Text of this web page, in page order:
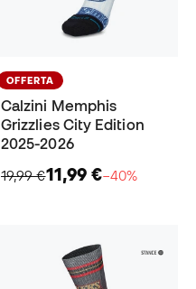
OFFERTA
Calzini Memphis
Grizzlies City Edition
2025-2026
19,99 €11,99 €−40%